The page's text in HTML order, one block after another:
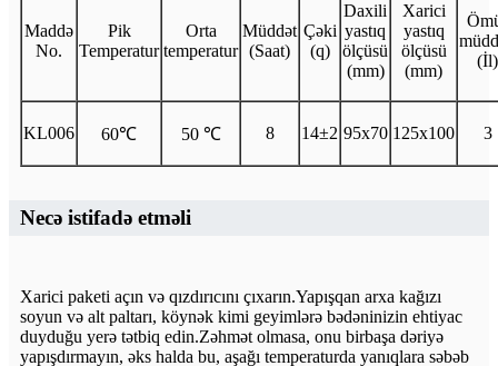
Maddə
No.
Pik
Temperatur
Orta
temperatur
Müddət
(Saat)
Çəki
(q)
Daxili
yastıq
ölçüsü
(mm)
Xarici
yastıq
ölçüsü
(mm)
(İl)
KL006 60℃ 50 ℃ 8 14±2 95x70 125x100 3
Necə istifadə etməli
Xarici paketi açın və qızdırıcını çıxarın.Yapışqan arxa kağızı
soyun və alt paltarı, köynək kimi geyimlərə bədəninizin ehtiyac
duyduğu yerə tətbiq edin.Zəhmət olmasa, onu birbaşa dəriyə
yapışdırmayın, əks halda bu, aşağı temperaturda yanıqlara səbəb